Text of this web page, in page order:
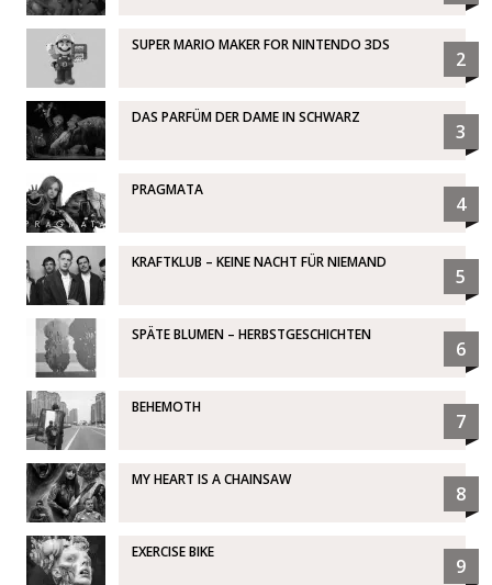
SUPER MARIO MAKER FOR NINTENDO 3DS
2
DAS PARFÜM DER DAME IN SCHWARZ
3
PRAGMATA
4
KRAFTKLUB – KEINE NACHT FÜR NIEMAND
5
SPÄTE BLUMEN – HERBSTGESCHICHTEN
6
BEHEMOTH
7
MY HEART IS A CHAINSAW
8
EXERCISE BIKE
9